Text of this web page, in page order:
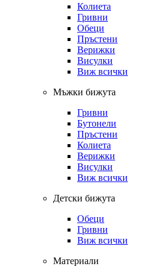
Колиета
Гривни
Обеци
Пръстени
Верижки
Висулки
Виж всички
Мъжки бижута
Гривни
Бутонели
Пръстени
Колиета
Верижки
Висулки
Виж всички
Детски бижута
Обеци
Гривни
Виж всички
Материали